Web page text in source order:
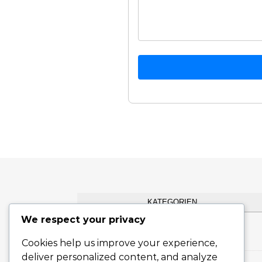
KATEGORIEN
Flachserviert
We respect your privacy
Cookies help us improve your experience,
deliver personalized content, and analyze